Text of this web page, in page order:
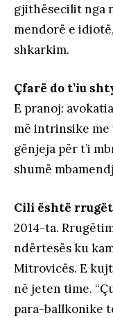
gjithësecilit nga
mendorë e
shkarkim.
Çfarë do t’iu
E pranoj:
më intrinsike me
gënjeja për t’i
shumë
Cili është
2014-ta.
ndërtesës ku
Mitrovicës. E
në jeten time.
para-ballkonike